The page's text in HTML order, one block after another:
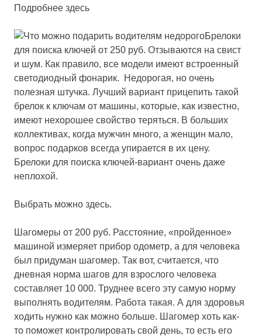
Подробнее здесь
Брелоки
для поиска ключей от 250 руб. Отзываются на свист
и шум. Как правило, все модели имеют встроенный
светодиодный фонарик. Недорогая, но очень
полезная штучка. Лучший вариант прицепить такой
брелок к ключам от машины, которые, как известно,
имеют нехорошее свойство теряться. В больших
коллективах, когда мужчин много, а женщин мало,
вопрос подарков всегда упирается в их цену.
Брелоки для поиска ключей-вариант очень даже
неплохой.
Выбрать можно здесь.
Шагомеры от 200 руб. Расстояние, «пройденное»
машиной измеряет прибор одометр, а для человека
был придуман шагомер. Так вот, считается, что
дневная норма шагов для взрослого человека
составляет 10 000. Труднее всего эту самую норму
выполнять водителям. Работа такая. А для здоровья
ходить нужно как можно больше. Шагомер хоть как-
то поможет контролировать свой день, то есть его